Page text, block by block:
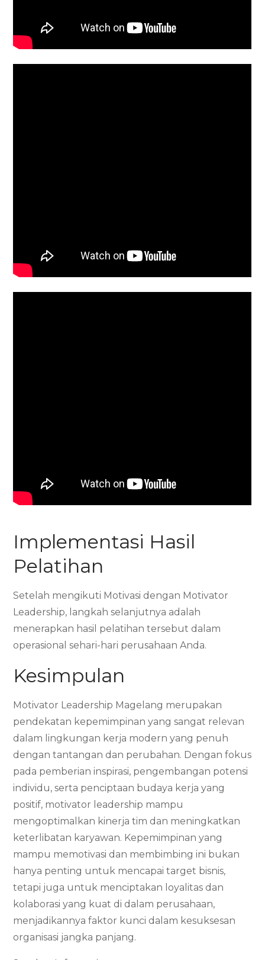
Implementasi Hasil
Pelatihan
Setelah mengikuti Motivasi dengan Motivator
Leadership, langkah selanjutnya adalah
menerapkan hasil pelatihan tersebut dalam
operasional sehari-hari perusahaan Anda.
Kesimpulan
Motivator Leadership Magelang merupakan
pendekatan kepemimpinan yang sangat relevan
dalam lingkungan kerja modern yang penuh
dengan tantangan dan perubahan. Dengan fokus
pada pemberian inspirasi, pengembangan potensi
individu, serta penciptaan budaya kerja yang
positif, motivator leadership mampu
mengoptimalkan kinerja tim dan meningkatkan
keterlibatan karyawan. Kepemimpinan yang
mampu memotivasi dan membimbing ini bukan
hanya penting untuk mencapai target bisnis,
tetapi juga untuk menciptakan loyalitas dan
kolaborasi yang kuat di dalam perusahaan,
menjadikannya faktor kunci dalam kesuksesan
organisasi jangka panjang.